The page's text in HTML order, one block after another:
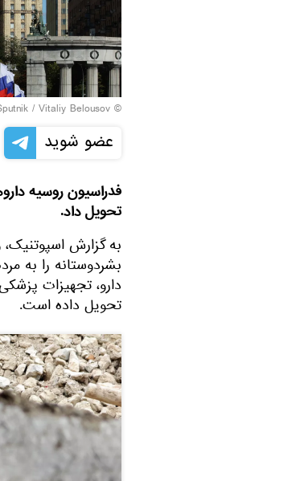
© Sputnik / Vitaliy Belousov
عضو شوید
فدراسیون روسیه
تحویل داد.
به گزارش
بشردوستانه را به
دارو، تجهیزات
تحویل داده است.